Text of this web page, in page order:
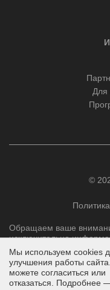
Для
©
Обращаем ваше
исключительно
ни при каких условиях
определяемой
кодекса РФ.
Мы используем cookies
улучшения работы
можете согласиться или
отказаться. Подробнее